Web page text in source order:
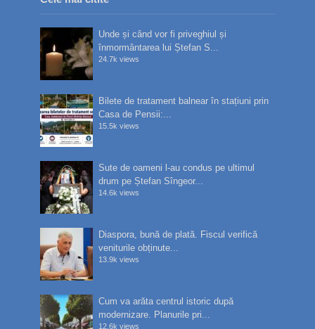
Unde și când vor fi priveghiul și
înmormântarea lui Ștefan S...
24.7k views
Bilete de tratament balnear în stațiuni prin
Casa de Pensii:...
15.5k views
Sute de oameni l-au condus pe ultimul
drum pe Ștefan Sîngeor...
14.6k views
Diaspora, bună de plată. Fiscul verifică
veniturile obținute...
13.9k views
Cum va arăta centrul istoric după
modernizare. Planurile pri...
12.6k views